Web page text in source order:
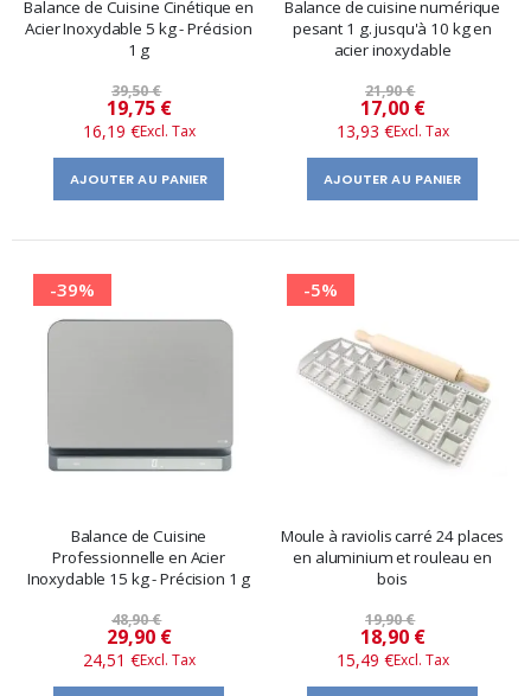
Balance de Cuisine Cinétique en
Acier Inoxydable 5 kg - Précision
1 g
39,50 €
Prix
​​
spécial
19,75 €
16,19 €
AJOUTER AU PANIER
Balance de cuisine numérique
pesant 1 g. jusqu'à 10 kg en
acier inoxydable
21,90 €
Prix
​​
spécial
17,00 €
13,93 €
AJOUTER AU PANIER
-39%
Balance de Cuisine
Professionnelle en Acier
Inoxydable 15 kg - Précision 1 g
48,90 €
Prix
​​
spécial
29,90 €
24,51 €
-5%
Moule à raviolis carré 24 places
en aluminium et rouleau en
bois
19,90 €
Prix
​​
spécial
18,90 €
15,49 €